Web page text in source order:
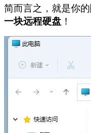
简而言之，就是你的
一块远程硬盘 ！